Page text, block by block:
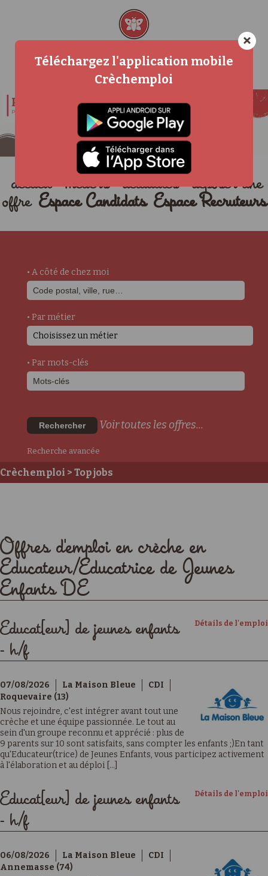
accueil métiers actualités
déposer une
offre Espace Candidats Espace Recruteurs
• A côté de chez moi
• Par métier
Choisissez un métier
• Par mots-clés
Rechercher Voir toutes les offres...
Recherche avancée
Crèchemploi > Top jobs
Offres d'emploi en crèche en
Educateur/Educatrice de Jeunes
Enfants DE
Détails de l'emploi
Educat[eur] de jeunes enfants
- h/f
07/08/2026 La Maison Bleue
CDI
Roquevaire (13)
Nous rejoindre, c'est intégrer avant tout une
crèche et une équipe passionnée. Le tout au
sein d'un groupe reconnu et apprécié : plus de
9 parents sur 10 sont satisfaits, sans compter les enfants ;)En tant
qu'Educateur(trice) de Jeunes Enfants, vous participez activement
à l'élaboration et au déploi [...]
Détails de l'emploi
Educat[eur] de jeunes enfants
- h/f
06/08/2026 La Maison Bleue
CDI
Annemasse (74)
×
Téléchargez l'application mobile
Crèchemploi